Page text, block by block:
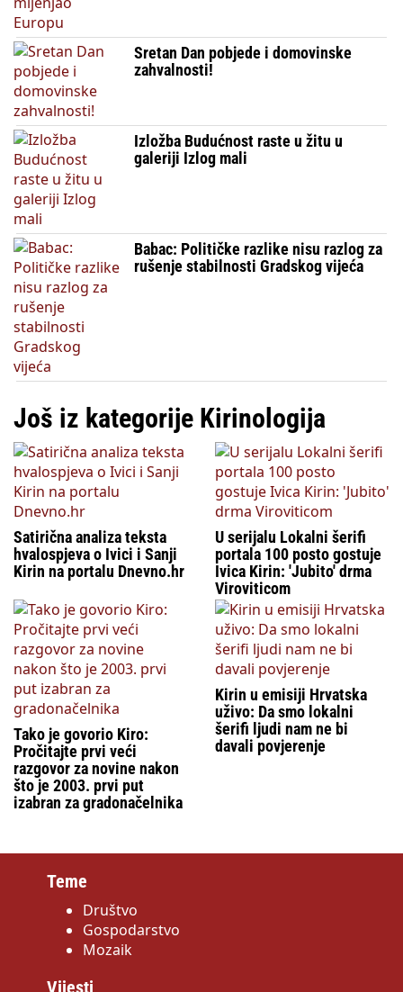
Sretan Dan pobjede i domovinske
zahvalnosti!
Izložba Budućnost raste u žitu u
galeriji Izlog mali
Babac: Političke razlike nisu razlog za
rušenje stabilnosti Gradskog vijeća
Još iz kategorije Kirinologija
Satirična analiza teksta
hvalospjeva o Ivici i Sanji
Kirin na portalu Dnevno.hr
U serijalu Lokalni šerifi
portala 100 posto gostuje
Ivica Kirin: 'Jubito' drma
Viroviticom
Tako je govorio Kiro:
Pročitajte prvi veći
razgovor za novine nakon
što je 2003. prvi put
izabran za gradonačelnika
Kirin u emisiji Hrvatska
uživo: Da smo lokalni
šerifi ljudi nam ne bi
davali povjerenje
Teme
Društvo
Gospodarstvo
Mozaik